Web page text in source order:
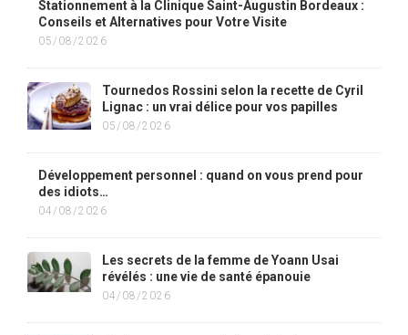
Stationnement à la Clinique Saint-Augustin Bordeaux :
Conseils et Alternatives pour Votre Visite
05/08/2026
Tournedos Rossini selon la recette de Cyril
Lignac : un vrai délice pour vos papilles
05/08/2026
Développement personnel : quand on vous prend pour
des idiots…
04/08/2026
Les secrets de la femme de Yoann Usai
révélés : une vie de santé épanouie
04/08/2026